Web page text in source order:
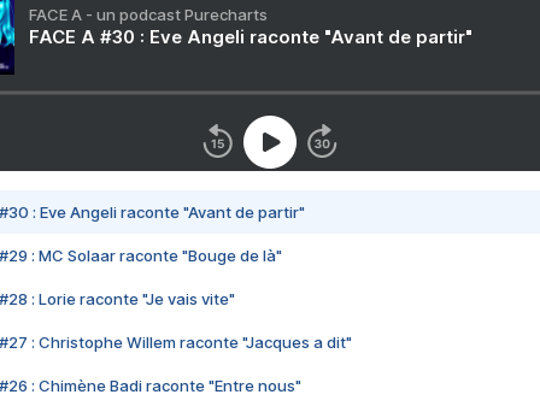
FACE A - un podcast Purecharts
FACE A #30 : Eve Angeli raconte "Avant de partir"
#30 : Eve Angeli raconte "Avant de partir"
#29 : MC Solaar raconte "Bouge de là"
#28 : Lorie raconte "Je vais vite"
#27 : Christophe Willem raconte "Jacques a dit"
#26 : Chimène Badi raconte "Entre nous"